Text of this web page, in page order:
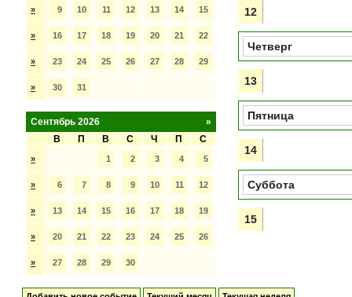
» 9 10 11 12 13 14 15
» 16 17 18 19 20 21 22
» 23 24 25 26 27 28 29
» 30 31
»
Сентябрь 2026
В
П В С Ч П С
» 1 2 3 4 5
» 6 7 8 9 10 11 12
» 13 14 15 16 17 18 19
» 20 21 22 23 24 25 26
» 27 28 29 30
12
Четверг
13
Пятница
14
Суббота
15